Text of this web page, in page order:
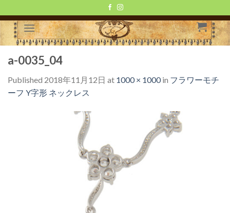
to
content
a-0035_04
Published 2018年11月12日 at 1000 × 1000in フラワーモチ
ーフ Y字形 ネックレス